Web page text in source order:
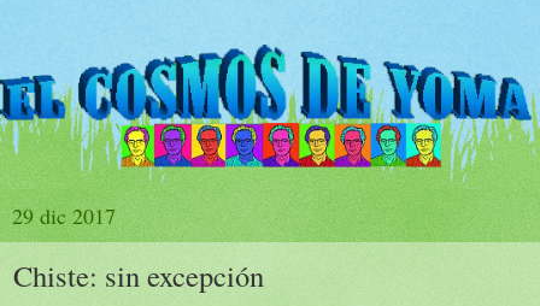
29 dic 2017
Chiste: sin excepción